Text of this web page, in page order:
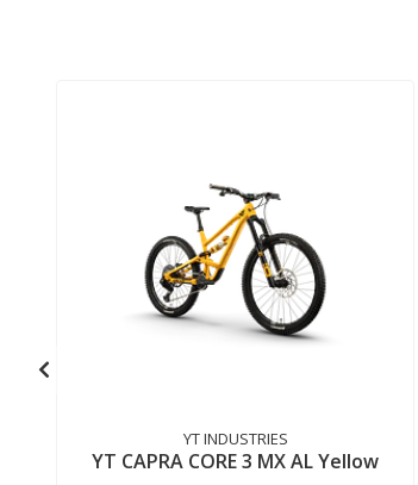
YT INDUSTRIES
YT CAPRA CORE 3 MX AL Yellow